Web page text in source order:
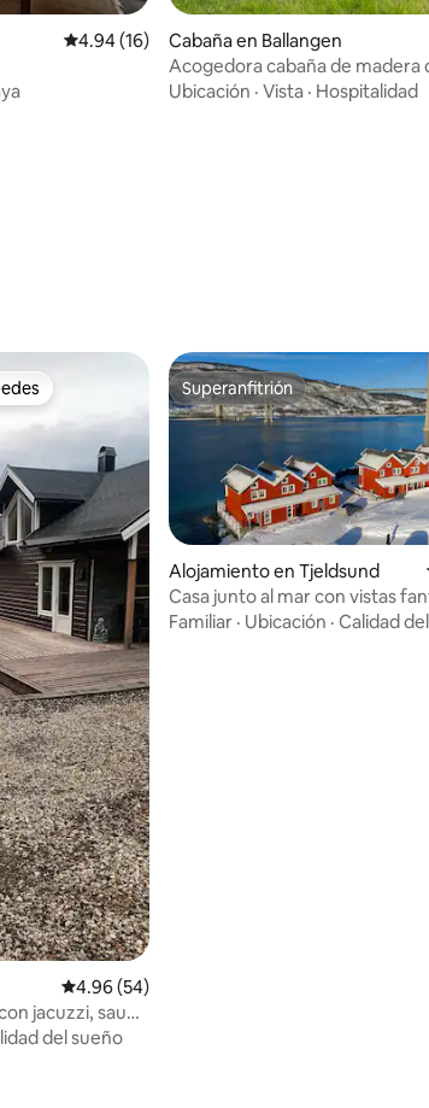
Calificación promedio: 4.94 de 5, 16 reseñas
4.94 (16)
Cabaña en Ballangen
Acogedora cabaña de madera
sauna con vistas increíbles
Ubicación · Vista · Hospitalidad
preferido
Calificación promedio: 4.96 de 5, 54 reseñas
4.96 (54)
jacuzzi, sauna
del sueño
Superanfitrión
Superanfitrión
Alojamiento en Tjeldsund
Casa junto al mar con vistas
Familiar · Ubicación · Calidad